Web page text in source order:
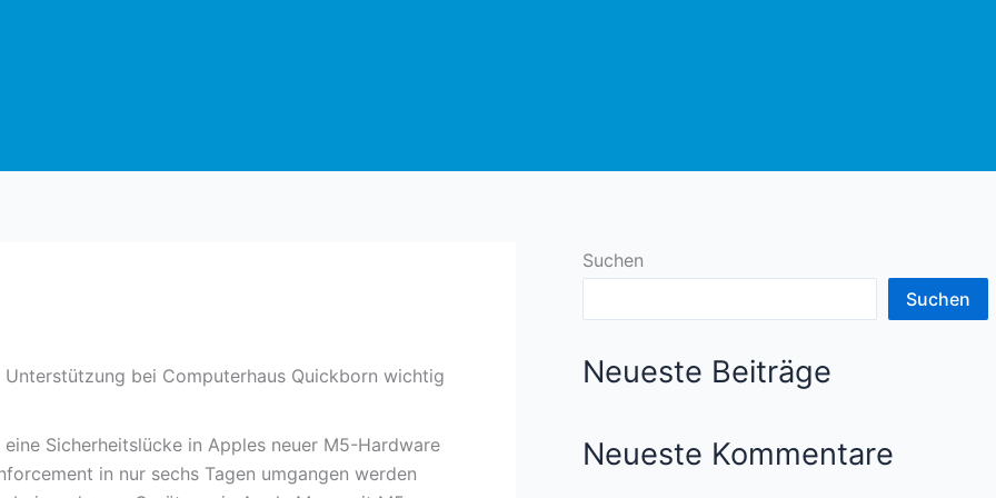
bei Computerhaus Quickborn wichtig
Sicherheitslücke in Apples neuer M5-Hardware
in nur sechs Tagen umgangen werden
Suchen
Suchen
Neueste Beiträge
Neueste Kommentare